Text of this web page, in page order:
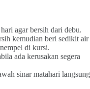
agar bersih dari debu.
kemudian beri sedikit air
di kursi.
ada kerusakan segera
sinar matahari langsung